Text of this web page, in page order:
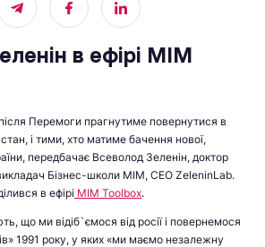
в ефірі MIM
Перемоги прагнутиме повернутися в
і тими, хто матиме бачення нової,
передбачає Всеволод Зеленін, доктор
викладач Бізнес-школи МІМ, CEO ZeleninLab.
в ефірі MIM Toolbox.
що ми відіб`ємося від росії і повернемося
1991 року, у яких «ми маємо незалежну